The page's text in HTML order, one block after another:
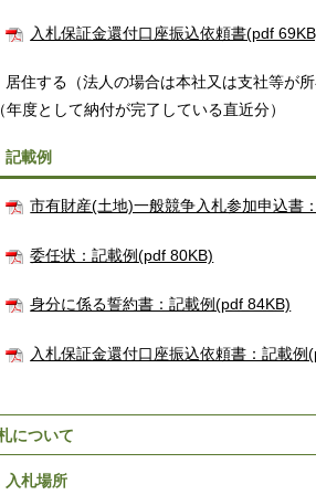
入札保証金還付口座振込依頼書(pdf
居住する（法人の場合は本社又は支社等が
（年度として納付が完了している直近分）
記載例
市有財産(土地)一般競争入札参加申込書
委任状：記載例(pdf 80KB)
身分に係る誓約書：記載例(pdf 84KB)
入札保証金還付口座振込依頼書：記載例
について
入札場所